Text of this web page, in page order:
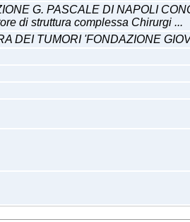
G. PASCALE DI NAPOLI
di struttura complessa Chirurgi ...
DEI TUMORI 'FONDAZIONE